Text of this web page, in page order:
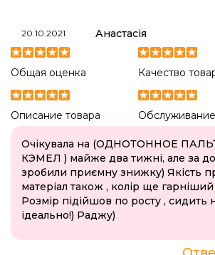
20.10.2021 Анастасія
Общая оценка Качество
Описание товара Обслуживание
Очікувала на (ОДНОТОННОЕ
КЭМЕЛ ) майже два тижні, але за
зробили приємну знижку) Якість
матеріал також , колір ще
Розмір підійшов по росту , сидить
ідеально!) Раджу)